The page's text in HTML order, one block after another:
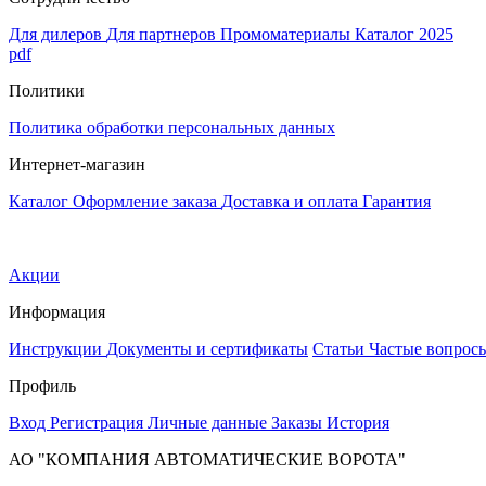
Для дилеров Для партнеров Промоматериалы Каталог 2025
pdf
Политики
Политика обработки персональных данных
Интернет-магазин
Каталог Оформление заказа Доставка и оплата Гарантия
Акции
Информация
Инструкции Документы и сертификаты Статьи Частые
Профиль
Вход Регистрация Личные данные Заказы История
АО "КОМПАНИЯ АВТОМАТИЧЕСКИЕ ВОРОТА"